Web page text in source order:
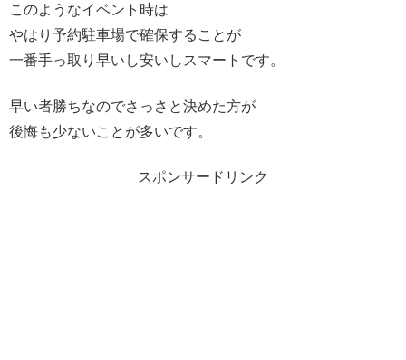
このようなイベント時は
やはり予約駐車場で確保することが
一番手っ取り早いし安いしスマートです。
早い者勝ちなのでさっさと決めた方が
後悔も少ないことが多いです。
スポンサードリンク